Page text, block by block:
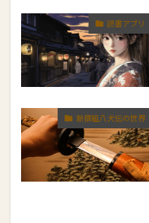
読書アプリ
新撰組八犬伝の世界